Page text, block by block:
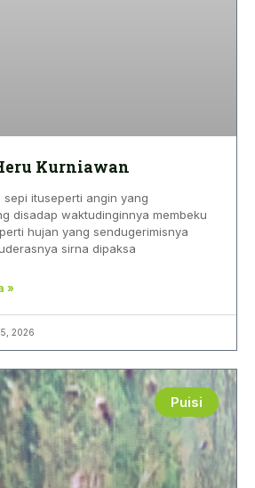
Kurniawan
sepi ituseperti angin yang
disadap waktudinginnya membeku
hujan yang sendugerimisnya
sirna dipaksa
»
2026
Puisi